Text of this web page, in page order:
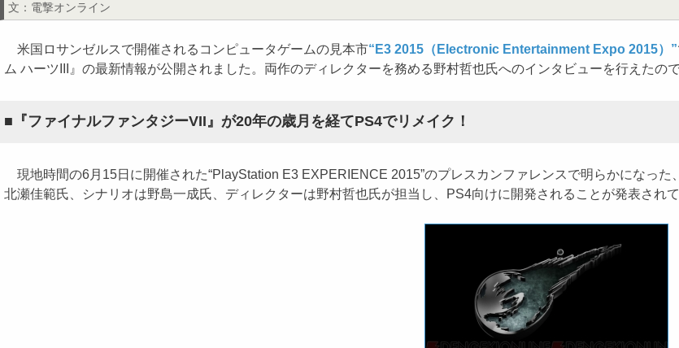
文： 電撃オンライン
米国ロサンゼルスで開催されるコンピュータゲームの見本市“E3 2015（Electronic Entertainment Expo 2015）”
ム ハーツIII』の最新情報が公開されました。両作のディレクターを務める野村哲也氏へのインタビューを行えたの
■『ファイナルファンタジーVII』が20年の歳月を経てPS4でリメイク！
現地時間の6月15日に開催された“PlayStation E3 EXPERIENCE 2015”のプレスカンファレンスで明らかになった、
北瀬佳範氏、シナリオは野島一成氏、ディレクターは野村哲也氏が担当し、PS4向けに開発されることが発表されて